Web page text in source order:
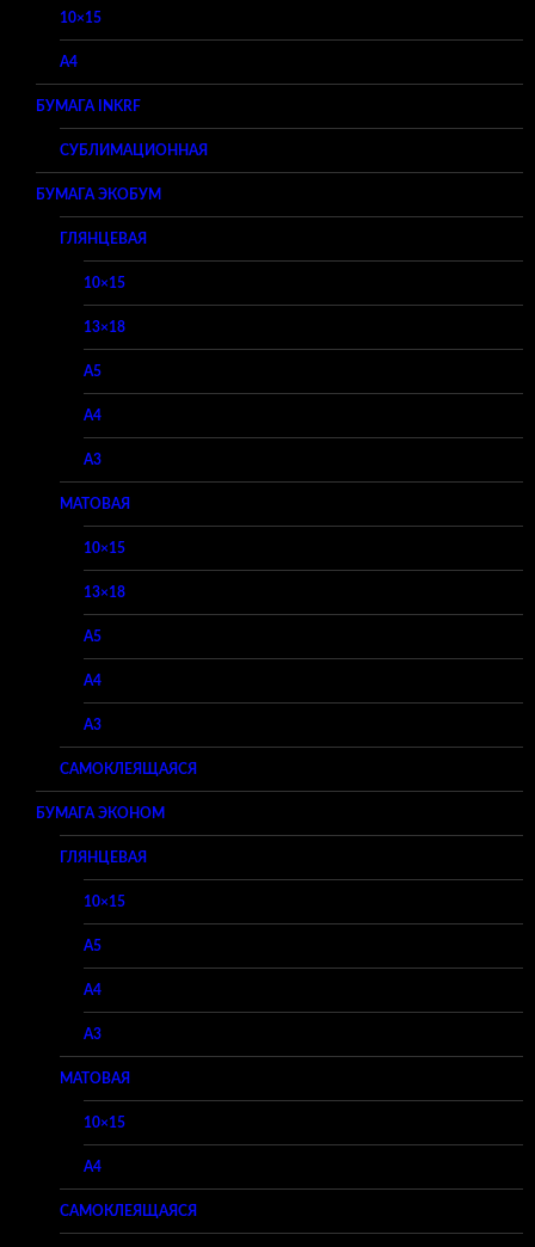
10×15
A4
БУМАГА INKRF
СУБЛИМАЦИОННАЯ
БУМАГА ЭКОБУМ
ГЛЯНЦЕВАЯ
10×15
13×18
A5
A4
A3
МАТОВАЯ
10×15
13×18
A5
A4
A3
САМОКЛЕЯЩАЯСЯ
БУМАГА ЭКОНОМ
ГЛЯНЦЕВАЯ
10×15
A5
A4
A3
МАТОВАЯ
10×15
A4
САМОКЛЕЯЩАЯСЯ